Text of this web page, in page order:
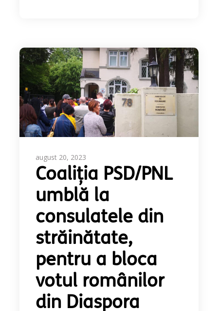
august 20, 2023
Coaliția PSD/PNL
umblă la
consulatele din
străinătate,
pentru a bloca
votul românilor
din Diaspora